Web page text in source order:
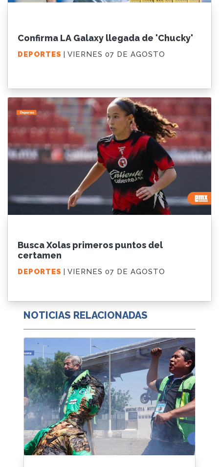
Confirma LA Galaxy llegada de 'Chucky'
DEPORTES | VIERNES 07 DE AGOSTO
Busca Xolas primeros puntos del
certamen
DEPORTES | VIERNES 07 DE AGOSTO
NOTICIAS RELACIONADAS